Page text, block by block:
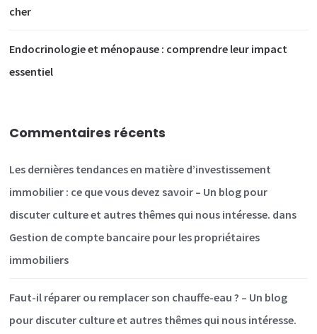
cher
Endocrinologie et ménopause : comprendre leur impact
essentiel
Commentaires récents
Les dernières tendances en matière d’investissement
immobilier : ce que vous devez savoir – Un blog pour
discuter culture et autres thêmes qui nous intéresse. dans
Gestion de compte bancaire pour les propriétaires
immobiliers
Faut-il réparer ou remplacer son chauffe-eau ? – Un blog
pour discuter culture et autres thêmes qui nous intéresse.